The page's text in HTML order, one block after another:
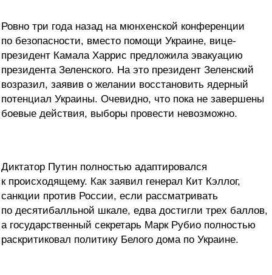
Ровно три года назад на мюнхенской конференции
по безопасности, вместо помощи Украине, вице-
президент Камала Харрис предложила эвакуацию
президента Зеленского. На это президент Зеленский
возразил, заявив о желании восстановить ядерный
потенциал Украины. Очевидно, что пока не завершены
боевые действия, выборы провести невозможно.
Диктатор Путин полностью адаптировался
к происходящему. Как заявил генерал Кит Кэллог,
санкции против России, если рассматривать
по десятибалльной шкале, едва достигли трех баллов,
а государственный секретарь Марк Рубио полностью
раскритиковал политику Белого дома по Украине.